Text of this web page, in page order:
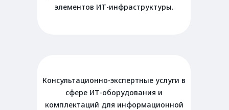
элементов ИТ-инфраструктуры.
Консультационно-экспертные услуги в
сфере ИТ-оборудования и
комплектаций для информационной